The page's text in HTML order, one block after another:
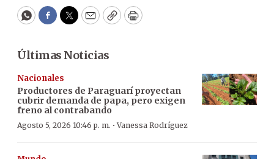
WhatsApp
Facebook
Twitter
EmailCopyPrint
Últimas Noticias
Nacionales
Productores de Paraguarí proyectan
cubrir demanda de papa, pero exigen
freno al contrabando
Agosto 5, 2026 10:46 p. m. ·Vanessa Rodríguez